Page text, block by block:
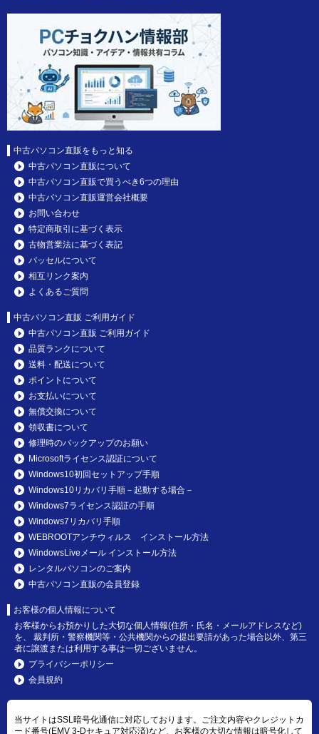
中古パソコン直販をもっと知る
中古パソコン直販について
中古パソコン直販で買うべき6つの理由
中古パソコン直販運営会社概要
お問い合わせ
特定商取引に基づく表示
古物営業法に基づく表記
パッセルについて
相互リンク案内
よくあるご質問
中古パソコン直販 ご利用ガイド
中古パソコン直販 ご利用ガイド
品質ランクについて
送料・配送について
ポイントについて
お支払いについて
無償交換について
領収書について
修理時のバックアップのお願い
Microsoftライセンス認証について
Windows10初回セットアップ手順
Windows10リカバリ手順－起動する場合－
Windows7ライセンス認証の手順
Windows7リカバリ手順
WEBROOTアンチウィルス インストール方法
WindowsLiveメール インストール方法
レンタルパソコンのご案内
中古パソコン直販の会員登録
お客様の個人情報について
お客様からお預かりした大切な個人情報(住所・氏名・メールアドレスなど)
を、 裁判所・警察機関等・公共機関からの提出要請があった場合以外、第三
者に譲渡または利用する事は一切ございません。
プライバシーポリシー
会員規約
当サイトはSSL暗号化通信に対応しております。ご注文内容やクレジットカ
ード番号(EMV 3-Dセキュア対応済)など、お客様の大切な情報は暗号化して